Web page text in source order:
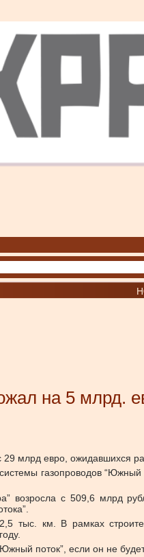
на 5 млрд.
29 млрд евро, ожидавшихся
газопроводов
возросла с 509,6
тыс. км. В рамках
поток”, если он не будет